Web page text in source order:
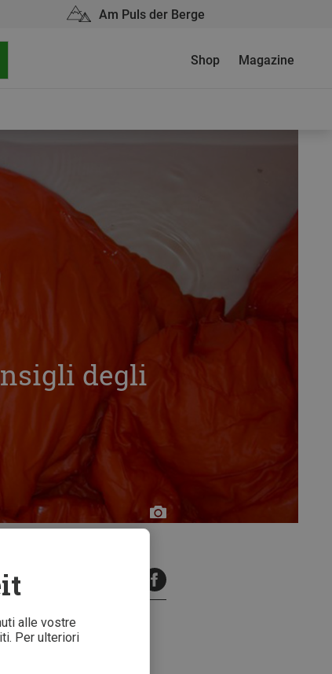
alle vostre
Per ulteriori
Am Puls der Berge
Shop Magazine
degli
Stefan
Rehm
di lettura
lavarlo spesso non è la